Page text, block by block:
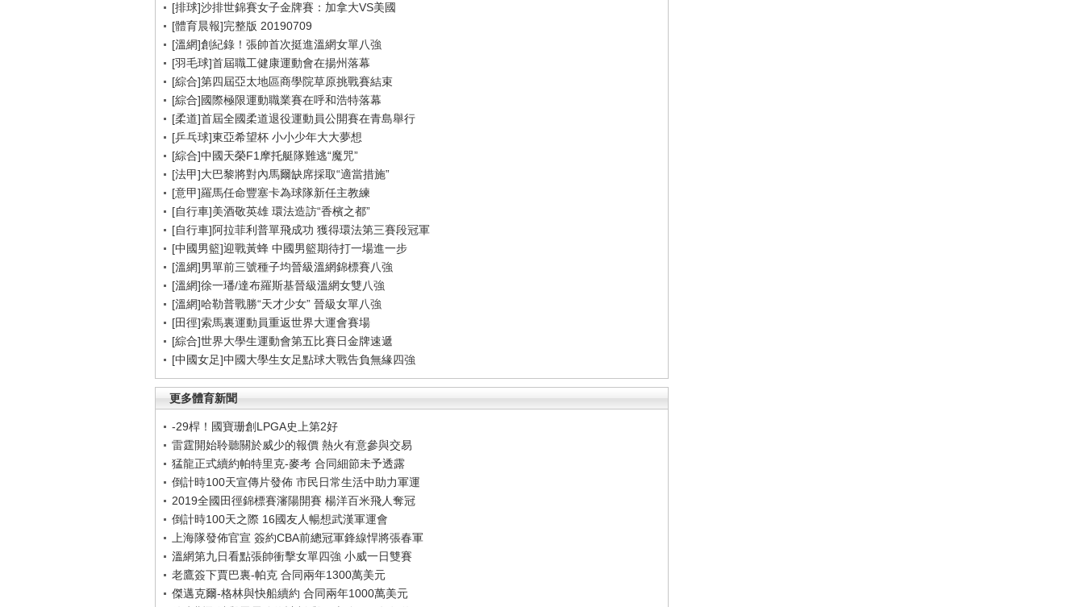
[排球]沙排世錦賽女子金牌賽：加拿大VS美國
[體育晨報]完整版 20190709
[溫網]創紀錄！張帥首次挺進溫網女單八強
[羽毛球]首屆職工健康運動會在揚州落幕
[綜合]第四屆亞太地區商學院草原挑戰賽結束
[綜合]國際極限運動職業賽在呼和浩特落幕
[柔道]首屆全國柔道退役運動員公開賽在青島舉行
[乒乓球]東亞希望杯 小小少年大大夢想
[綜合]中國天榮F1摩托艇隊難逃“魔咒”
[法甲]大巴黎將對內馬爾缺席採取“適當措施”
[意甲]羅馬任命豐塞卡為球隊新任主教練
[自行車]美酒敬英雄 環法造訪“香檳之都”
[自行車]阿拉菲利普單飛成功 獲得環法第三賽段冠軍
[中國男籃]迎戰黃蜂 中國男籃期待打一場進一步
[溫網]男單前三號種子均晉級溫網錦標賽八強
[溫網]徐一璠/達布羅斯基晉級溫網女雙八強
[溫網]哈勒普戰勝“天才少女” 晉級女單八強
[田徑]索馬裏運動員重返世界大運會賽場
[綜合]世界大學生運動會第五比賽日金牌速遞
[中國女足]中國大學生女足點球大戰告負無緣四強
更多體育新聞
-29桿！國寶珊創LPGA史上第2好
雷霆開始聆聽關於威少的報價 熱火有意參與交易
猛龍正式續約帕特里克-麥考 合同細節未予透露
倒計時100天宣傳片發佈 市民日常生活中助力軍運
2019全國田徑錦標賽瀋陽開賽 楊洋百米飛人奪冠
倒計時100天之際 16國友人暢想武漢軍運會
上海隊發佈官宣 簽約CBA前總冠軍鋒線悍將張春軍
溫網第九日看點張帥衝擊女單四強 小威一日雙賽
老鷹簽下賈巴裏-帕克 合同兩年1300萬美元
傑邁克爾-格林與快船續約 合同兩年1000萬美元